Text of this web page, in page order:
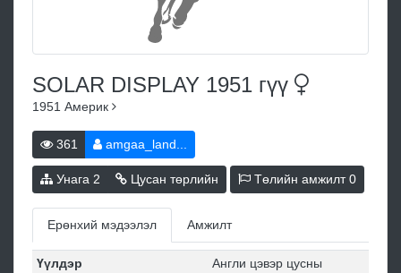
SOLAR DISPLAY 1951 гүү
1951 Америк
361 amgaa_land...
Унага 2 Цусан төрлийн Төлийн амжилт0
Ерөнхий мэдээлэл Амжилт
Үүлдэр
Англи цэвэр цусны